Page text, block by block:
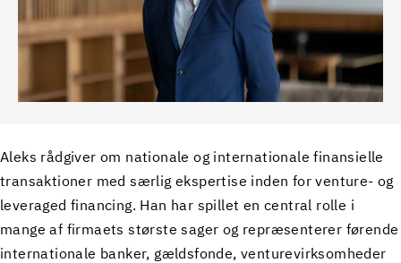
Aleks rådgiver om nationale og internationale finansielle
transaktioner med særlig ekspertise inden for venture- og
leveraged financing. Han har spillet en central rolle i
mange af firmaets største sager og repræsenterer førende
internationale banker, gældsfonde, venturevirksomheder